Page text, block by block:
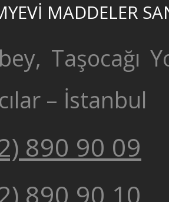
MADDELER
Taşocağı
– İstanbul
890 90 09
890 90 10